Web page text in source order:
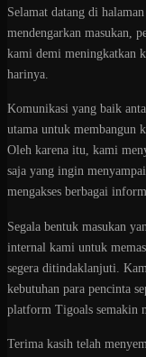
Selamat datang di
mendengarkan masukan,
kami demi meningkatkan
harinya.
Komunikasi yang baik
utama untuk membangun
Oleh karena itu, kami
saja yang ingin
mengakses berbagai
Segala bentuk masukan
internal kami untuk
segera ditindaklanjuti.
kebutuhan para pencinta
platform Tigoals semakin
Terima kasih telah